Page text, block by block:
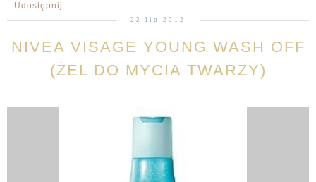
Udostępnij
22 lip 2012
NIVEA VISAGE YOUNG WASH OFF
(ŻEL DO MYCIA TWARZY)